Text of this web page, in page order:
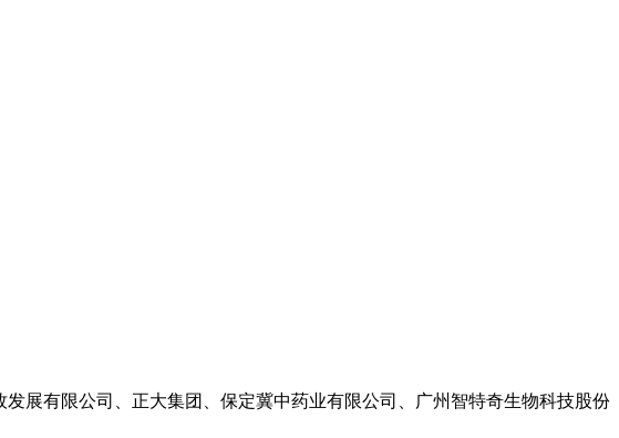
展有限公司、正大集团、保定冀中药业有限公司、广州智特奇生物科技股份